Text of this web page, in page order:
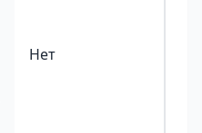
Нет